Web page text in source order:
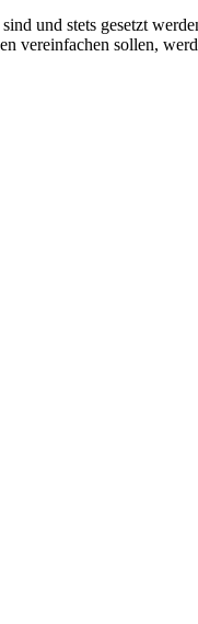
und stets gesetzt
vereinfachen sollen,